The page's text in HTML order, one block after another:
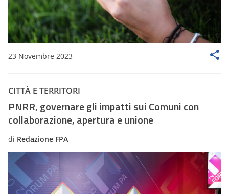
23 Novembre 2023
CITTÀ E TERRITORI
PNRR, governare gli impatti sui Comuni con
collaborazione, apertura e unione
di Redazione FPA